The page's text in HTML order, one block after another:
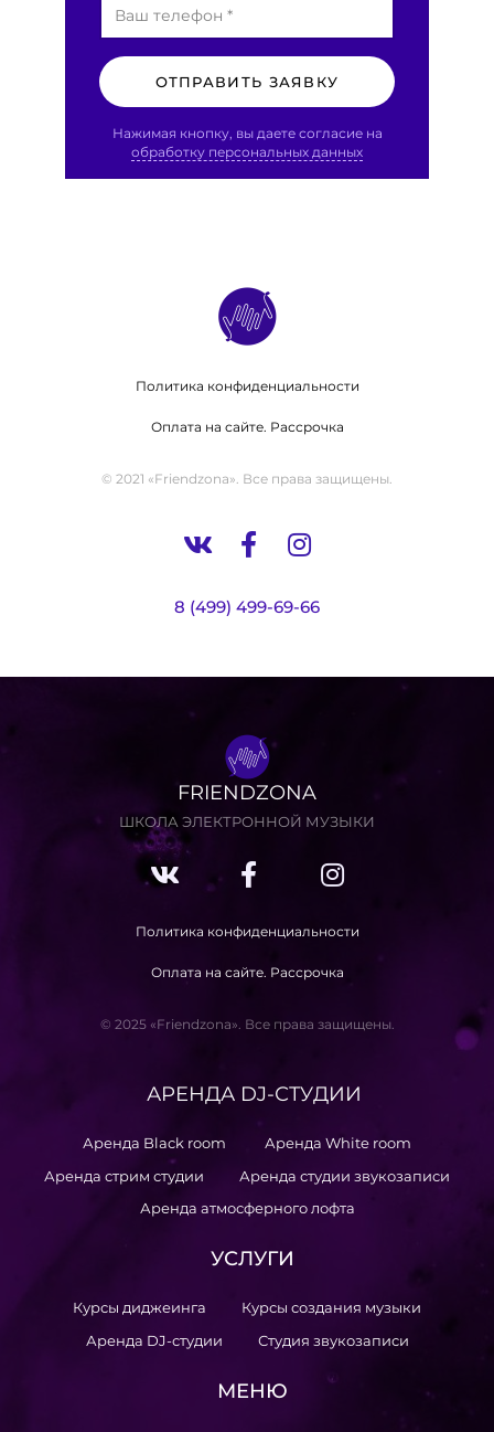
ОТПРАВИТЬ ЗАЯВКУ
Нажимая кнопку, вы даете согласие на
обработку персональных данных
Политика конфиденциальности
Оплата на сайте. Рассрочка
© 2021 «Friendzona». Все права защищены.
8 (499) 499-69-66
FRIENDZONA
ШКОЛА ЭЛЕКТРОННОЙ МУЗЫКИ
Политика конфиденциальности
Оплата на сайте. Рассрочка
© 2025 «Friendzona». Все права защищены.
АРЕНДА DJ-СТУДИИ
Аренда Black room
Аренда White room
Аренда стрим студии
Аренда студии звукозаписи
Аренда атмосферного лофта
УСЛУГИ
Курсы диджеинга
Курсы создания музыки
Аренда DJ-студии
Студия звукозаписи
МЕНЮ